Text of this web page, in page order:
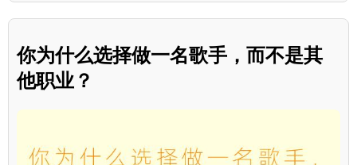
你为什么选择做一名歌手，而不是其
他职业？